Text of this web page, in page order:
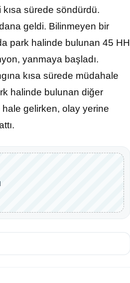
sürede söndürdü.
geldi. Bilinmeyen bir
park halinde bulunan 45 HH
yanmaya başladı.
kısa sürede müdahale
halinde bulunan diğer
gelirken, olay yerine